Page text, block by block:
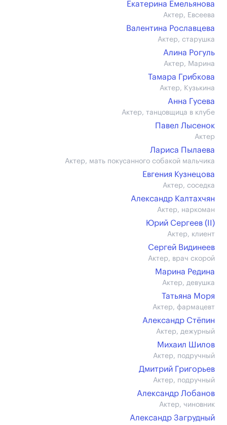
Екатерина Емельянова
Актер, Евсеева
Валентина Рославцева
Актер, старушка
Алина Рогуль
Актер, Марина
Тамара Грибкова
Актер, Кузькина
Анна Гусева
Актер, танцовщица в клубе
Павел Лысенок
Актер
Лариса Пылаева
Актер, мать покусанного собакой мальчика
Евгения Кузнецова
Актер, соседка
Александр Калтахчян
Актер, наркоман
Юрий Сергеев (II)
Актер, клиент
Сергей Видинеев
Актер, врач скорой
Марина Редина
Актер, девушка
Татьяна Моря
Актер, фармацевт
Александр Стёпин
Актер, дежурный
Михаил Шилов
Актер, подручный
Дмитрий Григорьев
Актер, подручный
Александр Лобанов
Актер, чиновник
Александр Загрудный